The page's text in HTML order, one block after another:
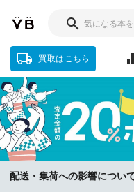
買取はこちら
ソクフリをお選びいただいた
配送・集荷への影響につい